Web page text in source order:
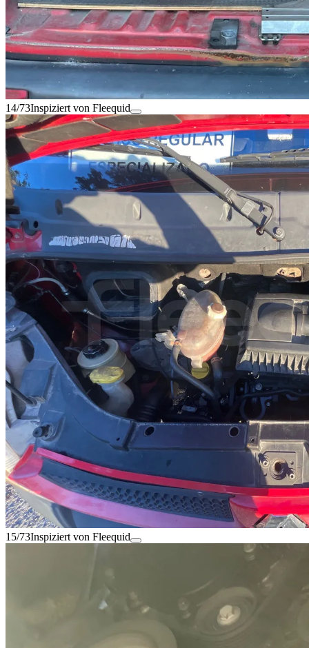
14/73Inspiziert von Fleequid
15/73Inspiziert von Fleequid